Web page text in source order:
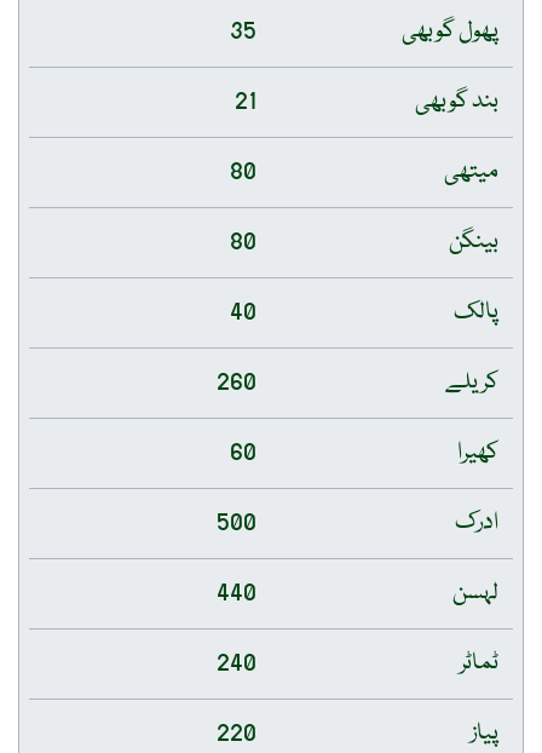
پھول گوبھی
35
بند گوبھی
21
میتھی
80
بینگن
80
پالک
40
کریلے
260
کھیرا
60
ادرک
500
لہسن
440
ٹماٹر
240
پیاز
220